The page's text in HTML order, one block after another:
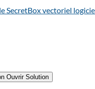
Ouvrir Solution